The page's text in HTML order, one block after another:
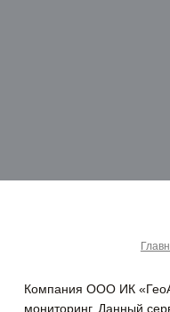
Компания ООО ИК
мониторинг. Данный